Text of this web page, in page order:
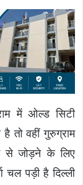
में ओल्ड सिटी
तो वहीं गुरुग्राम
से जोड़ने के लिए
पड़ी है दिल्ली